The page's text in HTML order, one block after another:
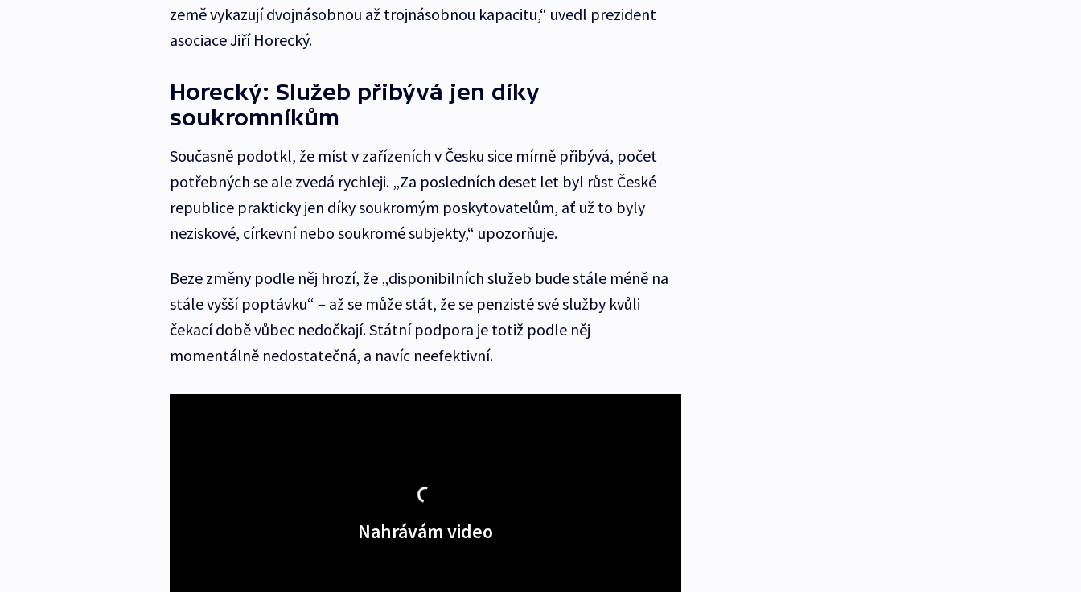
země vykazují dvojnásobnou až trojnásobnou kapacitu,“ uvedl prezident
asociace Jiří Horecký.
Horecký: Služeb přibývá jen díky
soukromníkům
Současně podotkl, že míst v zařízeních v Česku sice mírně přibývá, počet
potřebných se ale zvedá rychleji. „Za posledních deset let byl růst České
republice prakticky jen díky soukromým poskytovatelům, ať už to byly
neziskové, církevní nebo soukromé subjekty,“ upozorňuje.
Beze změny podle něj hrozí, že „disponibilních služeb bude stále méně na
stále vyšší poptávku“ – až se může stát, že se penzisté své služby kvůli
čekací době vůbec nedočkají. Státní podpora je totiž podle něj
momentálně nedostatečná, a navíc neefektivní.
Nahrávám video